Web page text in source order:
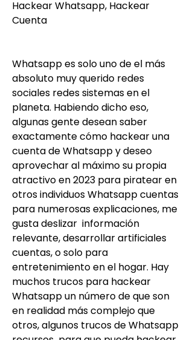
Hackear Whatsapp, Hackear
Cuenta
Whatsapp es solo uno de el más
absoluto muy querido redes
sociales redes sistemas en el
planeta. Habiendo dicho eso,
algunas gente desean saber
exactamente cómo hackear una
cuenta de Whatsapp y deseo
aprovechar al máximo su propia
atractivo en 2023 para piratear en
otros individuos Whatsapp cuentas
para numerosas explicaciones, me
gusta deslizar  información
relevante, desarrollar artificiales
cuentas, o solo para
entretenimiento en el hogar. Hay
muchos trucos para hackear
Whatsapp un número de que son
en realidad más complejo que
otros, algunos trucos de Whatsapp